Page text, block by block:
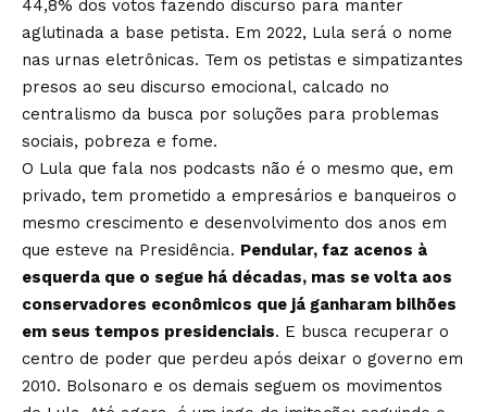
44,8% dos votos fazendo discurso para manter
aglutinada a base petista. Em 2022, Lula será o nome
nas urnas eletrônicas. Tem os petistas e simpatizantes
presos ao seu discurso emocional, calcado no
centralismo da busca por soluções para problemas
sociais, pobreza e fome.
O Lula que fala nos podcasts não é o mesmo que, em
privado, tem prometido a empresários e banqueiros o
mesmo crescimento e desenvolvimento dos anos em
que esteve na Presidência. Pendular, faz acenos à
esquerda que o segue há décadas, mas se volta aos
conservadores econômicos que já ganharam bilhões
em seus tempos presidenciais. E busca recuperar o
centro de poder que perdeu após deixar o governo em
2010. Bolsonaro e os demais seguem os movimentos